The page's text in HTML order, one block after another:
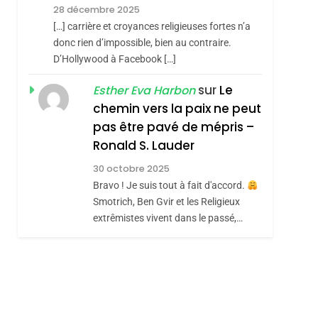
Maroc : Les Amandes
De Tafraout, Le Miel
De Tadla Azilal
Du Terroir
DAFINA MAROC
28 décembre 2025
[…] carrière et croyances religieuses fortes n’a
donc rien d’impossible, bien au contraire.
D’Hollywood à Facebook […]
Esther Eva Harbonsur Le
chemin vers la paix ne peut
pas être pavé de mépris –
Ronald S. Lauder
30 octobre 2025
Bravo ! Je suis tout à fait d'accord.
Smotrich, Ben Gvir et les Religieux
extrêmistes vivent dans le passé,…